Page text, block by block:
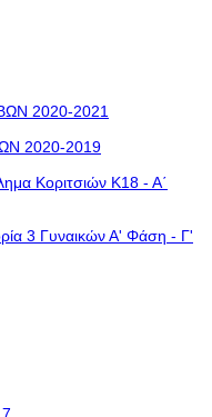
2020-2021
2020-2019
Κοριτσιών Κ18 - Α΄
3 Γυναικών Α' Φάση - Γ'